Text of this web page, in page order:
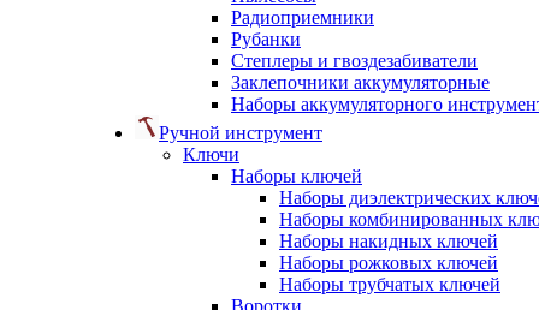
Радиоприемники
Рубанки
Степлеры и гвоздезабиватели
Заклепочники аккумуляторные
Наборы аккумуляторного
Ручной инструмент
Ключи
Наборы ключей
Наборы диэлектрических
Наборы комбинированных
Наборы накидных ключей
Наборы рожковых ключей
Наборы трубчатых ключей
Воротки